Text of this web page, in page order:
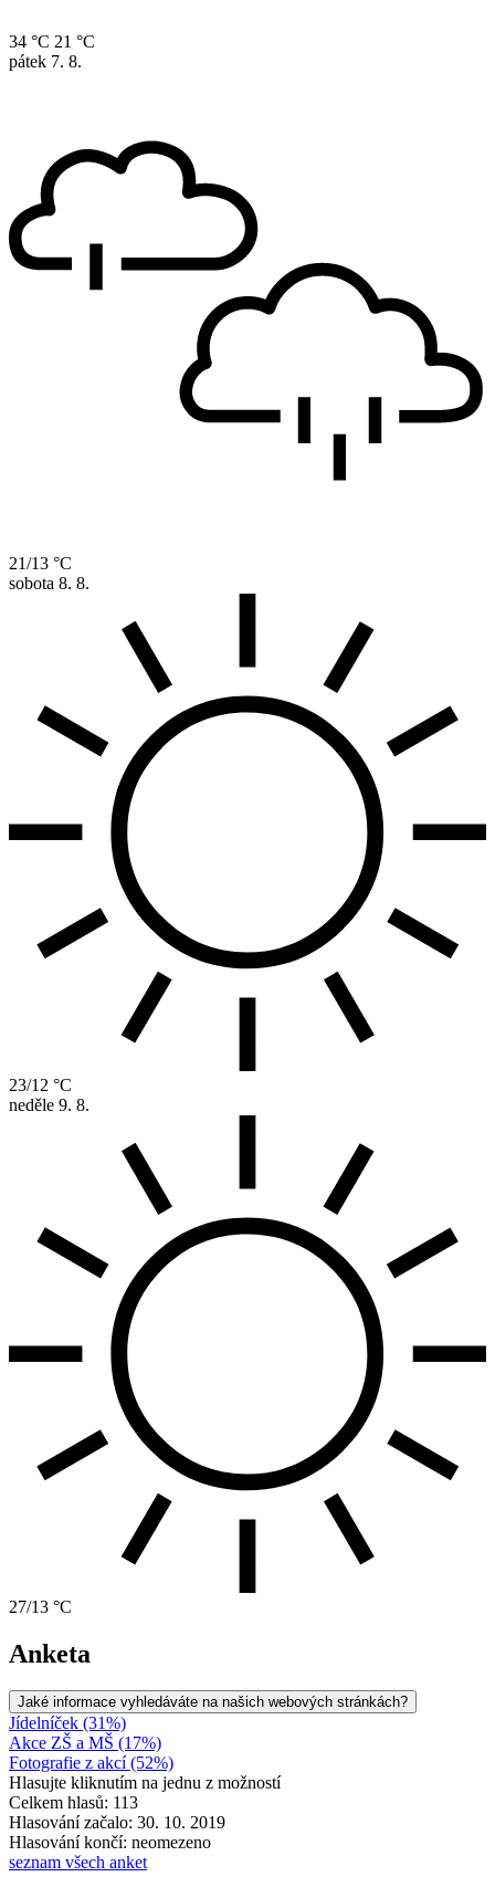
34 °C 21 °C
pátek 7. 8.
21/13 °C
sobota 8. 8.
23/12 °C
neděle 9. 8.
27/13 °C
Anketa
Jaké informace vyhledáváte na našich webových stránkách?
Jídelníček (31%)
Akce ZŠ a MŠ (17%)
Fotografie z akcí (52%)
Hlasujte kliknutím na jednu z možností
Celkem hlasů: 113
Hlasování začalo: 30. 10. 2019
Hlasování končí: neomezeno
seznam všech anket